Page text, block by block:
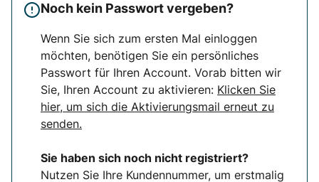
Noch kein Passwort vergeben?
Wenn Sie sich zum ersten Mal einloggen
möchten, benötigen Sie ein persönliches
Passwort für Ihren Account. Vorab bitten wir
Sie, Ihren Account zu aktivieren: Klicken Sie
hier, um sich die Aktivierungsmail erneut zu
senden.
Sie haben sich noch nicht registriert?
Nutzen Sie Ihre Kundennummer, um erstmalig